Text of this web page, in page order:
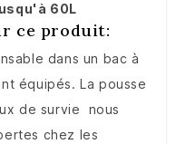
60L
ce produit:
dans un bac à
équipés. La pousse
de survie nous
chez les